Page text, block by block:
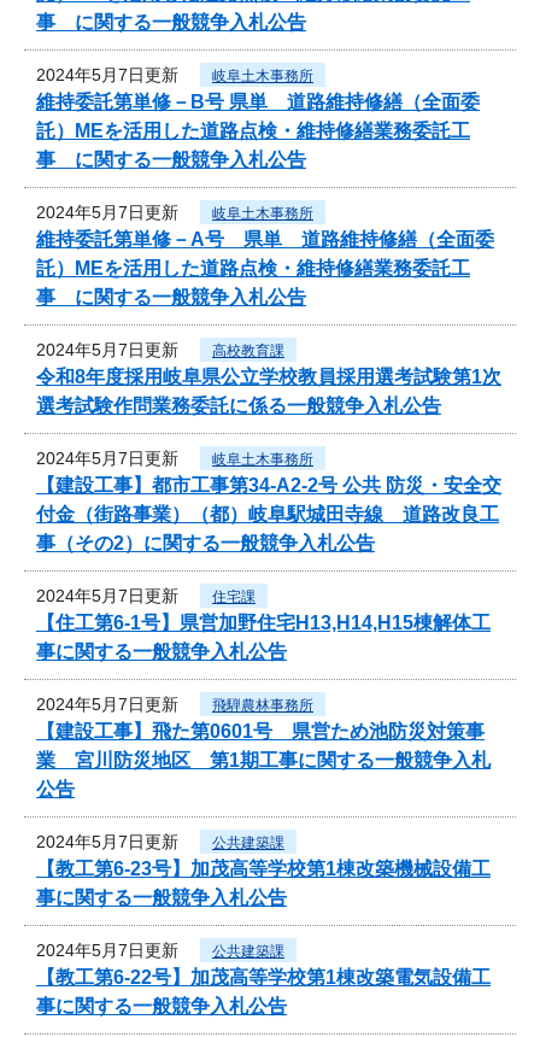
事 に関する一般競争入札公告
2024年5月7日更新 岐阜土木事務所
維持委託第単修－B号 県単 道路維持修繕（全面委
託）MEを活用した道路点検・維持修繕業務委託工
事 に関する一般競争入札公告
2024年5月7日更新 岐阜土木事務所
維持委託第単修－A号 県単 道路維持修繕（全面委
託）MEを活用した道路点検・維持修繕業務委託工
事 に関する一般競争入札公告
2024年5月7日更新 高校教育課
令和8年度採用岐阜県公立学校教員採用選考試験第1次
選考試験作問業務委託に係る一般競争入札公告
2024年5月7日更新 岐阜土木事務所
【建設工事】都市工事第34-A2-2号 公共 防災・安全交
付金（街路事業）（都）岐阜駅城田寺線 道路改良工
事（その2）に関する一般競争入札公告
2024年5月7日更新 住宅課
【住工第6-1号】県営加野住宅H13,H14,H15棟解体工
事に関する一般競争入札公告
2024年5月7日更新 飛騨農林事務所
【建設工事】飛た第0601号 県営ため池防災対策事
業 宮川防災地区 第1期工事に関する一般競争入札
公告
2024年5月7日更新 公共建築課
【教工第6-23号】加茂高等学校第1棟改築機械設備工
事に関する一般競争入札公告
2024年5月7日更新 公共建築課
【教工第6-22号】加茂高等学校第1棟改築電気設備工
事に関する一般競争入札公告